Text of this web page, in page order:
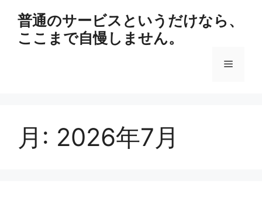
普通のサービスというだけなら、
ここまで自慢しません。
メ
月: 2026年7月